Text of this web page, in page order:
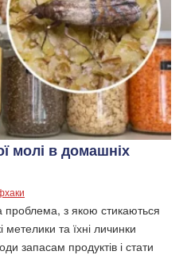
молі в домашніх
з якою стикаються
та їхні личинки
запасам продуктів і стати